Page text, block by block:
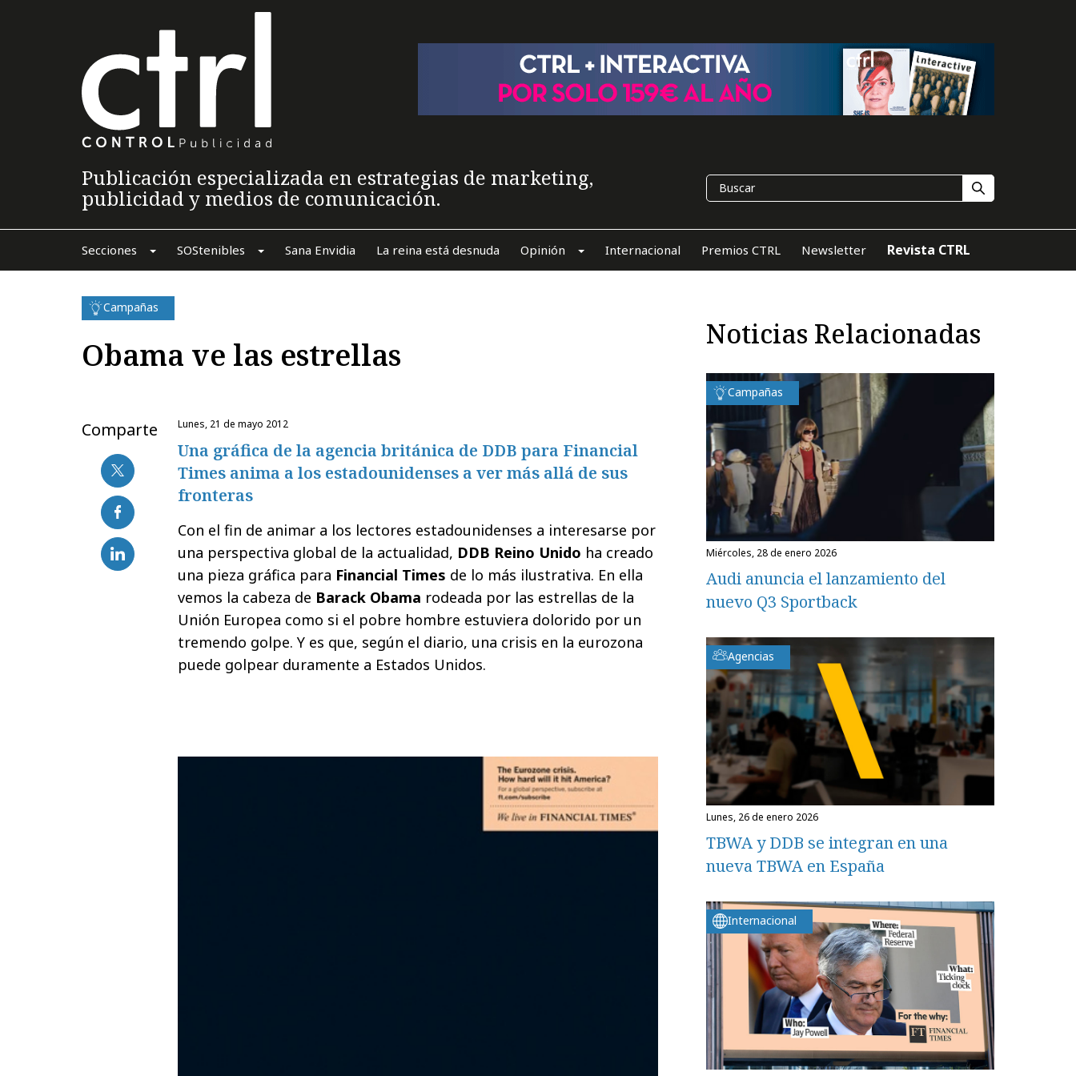
Publicación especializada en estrategias de marketing,
publicidad y medios de comunicación.
Secciones SOStenibles Sana Envidia La reina está desnuda Opinión Internacional Premios CTRL Newsletter Revista CTRL
Campañas
Obama ve las estrellas
Comparte lunes, 21 de mayo 2012
Una gráfica de la agencia británica de DDB para Financial
Times anima a los estadounidenses a ver más allá de sus
fronteras
Con el fin de animar a los lectores estadounidenses a interesarse por
una perspectiva global de la actualidad, DDB Reino Unido ha creado
una pieza gráfica para Financial Times de lo más ilustrativa. En ella
vemos la cabeza de Barack Obama rodeada por las estrellas de la
Unión Europea como si el pobre hombre estuviera dolorido por un
tremendo golpe. Y es que, según el diario, una crisis en la eurozona
puede golpear duramente a Estados Unidos.
Noticias Relacionadas
Campañas
miércoles, 28 de enero 2026
Audi anuncia el lanzamiento del
nuevo Q3 Sportback
Agencias
lunes, 26 de enero 2026
TBWA y DDB se integran en una
nueva TBWA en España
Internacional